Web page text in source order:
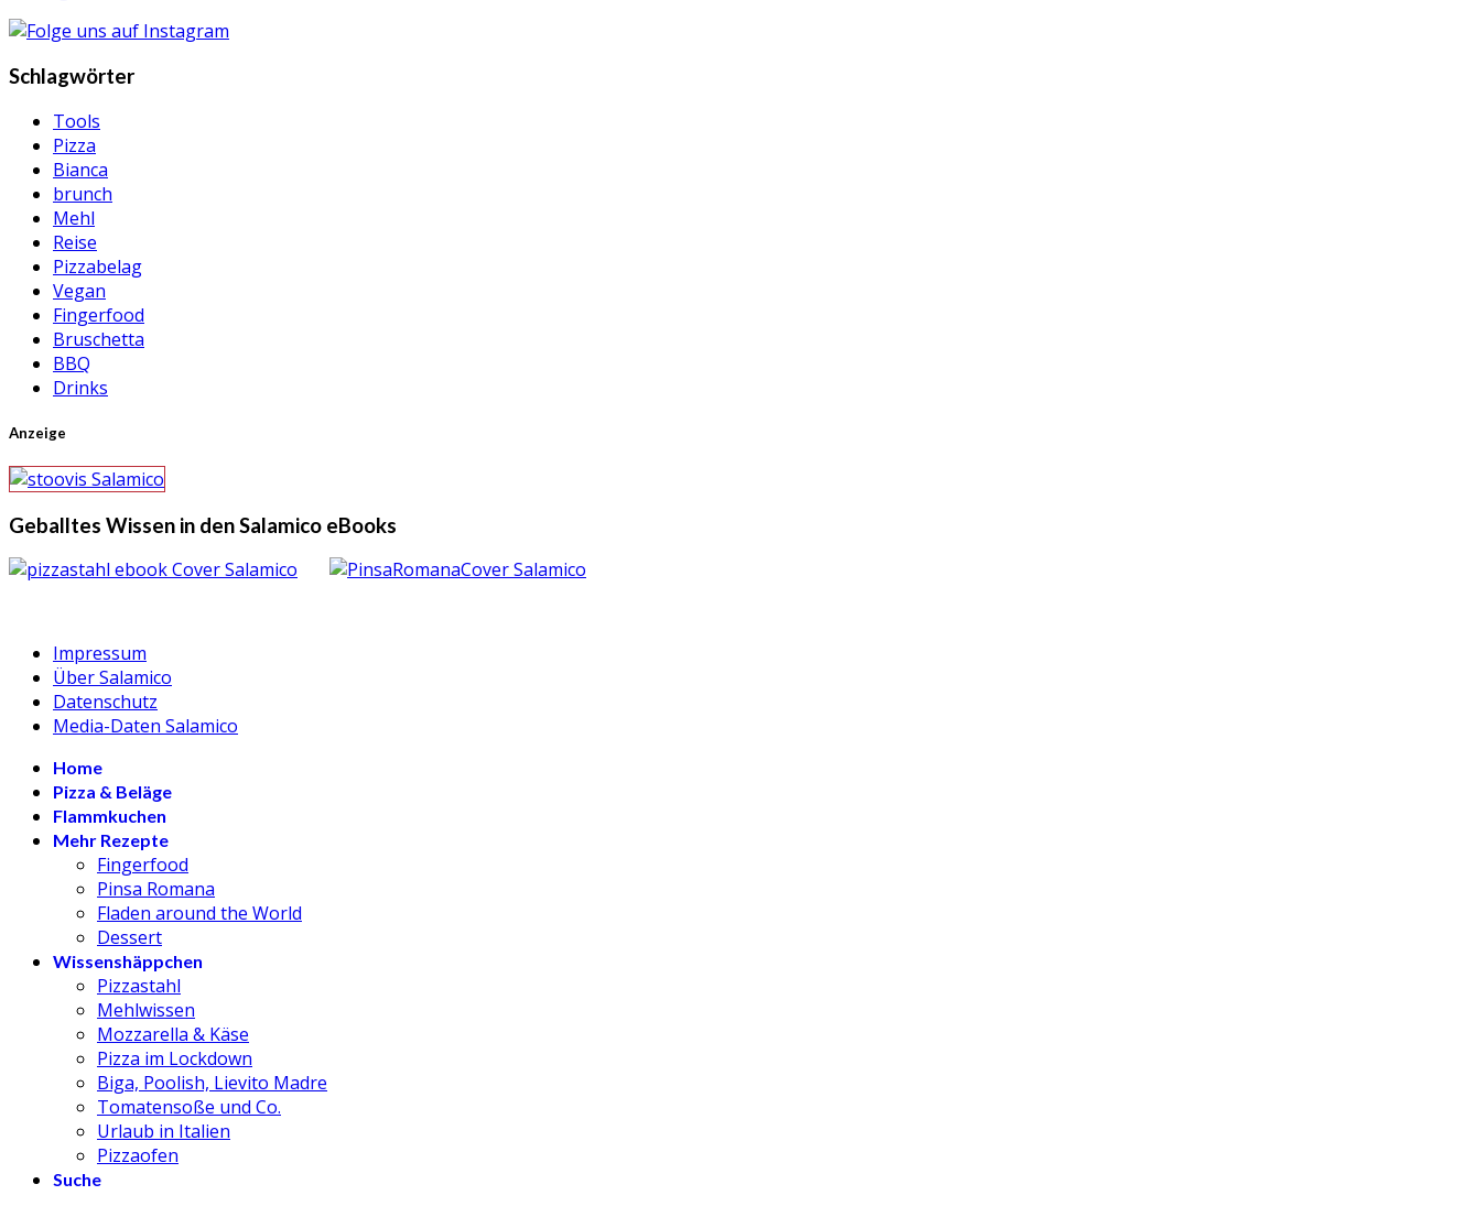
Schlagwörter
Tools
Pizza
Bianca
brunch
Mehl
Reise
Pizzabelag
Vegan
Fingerfood
Bruschetta
BBQ
Drinks
Anzeige
Geballtes Wissen in den Salamico eBooks
Impressum
Über Salamico
Datenschutz
Media-Daten Salamico
Home
Pizza & Beläge
Flammkuchen
Mehr Rezepte
Fingerfood
Pinsa Romana
Fladen around the World
Dessert
Wissenshäppchen
Pizzastahl
Mehlwissen
Mozzarella & Käse
Pizza im Lockdown
Biga, Poolish, Lievito Madre
Tomatensoße und Co.
Urlaub in Italien
Pizzaofen
Suche